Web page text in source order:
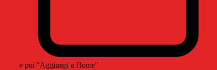
e poi "Aggiungi a Home"